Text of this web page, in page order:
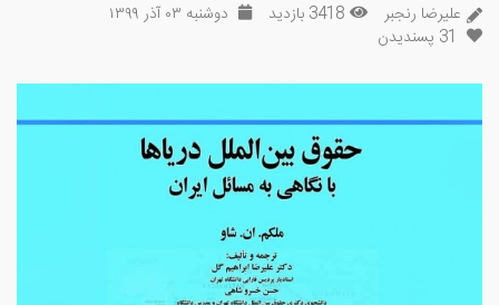
علیرضا رنجبر 3418 بازدید
دوشنبه ۰۳ آذر ۱۳۹۹
31 پسندیدن